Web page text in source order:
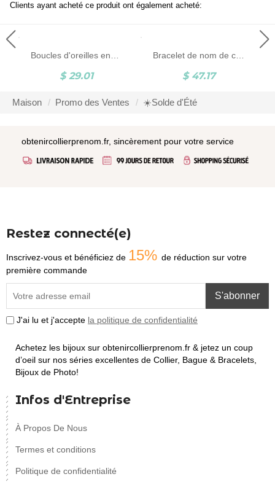
Clients ayant acheté ce produit ont également acheté:
$ 29.01
Bracelet de nom de croix personnalisé, bracelet de perles en argent sterling 925, bracelet de perles avec nom, cadeau de baptême pour bébé/garçon/fille
$ 47.17
Maison Promo des Ventes ☀️Solde d'Été
obtenircollierprenom.fr, sincèrement pour votre service
Restez connecté(e)
Inscrivez-vous et bénéficiez de 15% de réduction sur votre
première commande
S'abonner
J'ai lu et j'accepte la politique de confidentialité
Achetez les bijoux sur obtenircollierprenom.fr & jetez un coup
d’oeil sur nos séries excellentes de Collier, Bague & Bracelets,
Bijoux de Photo!
Infos d'Entreprise
À Propos De Nous
Termes et conditions
Politique de confidentialité